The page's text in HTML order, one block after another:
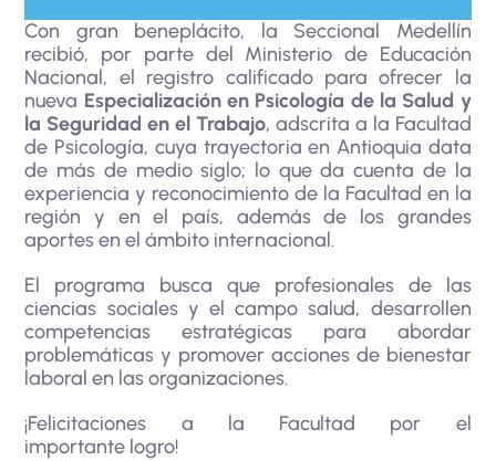
Con gran beneplácito, la Seccional Medellín
recibió, por parte del Ministerio de Educación
Nacional, el registro calificado para ofrecer la
nueva Especialización en Psicología de la Salud y
la Seguridad en el Trabajo, adscrita a la Facultad
de Psicología, cuya trayectoria en Antioquia data
de más de medio siglo; lo que da cuenta de la
experiencia y reconocimiento de la Facultad en la
región y en el país, además de los grandes
aportes en el ámbito internacional.
El programa busca que profesionales de las
ciencias sociales y el campo salud, desarrollen
competencias estratégicas para abordar
problemáticas y promover acciones de bienestar
laboral en las organizaciones.
¡Felicitaciones a la Facultad por el
importante logro!